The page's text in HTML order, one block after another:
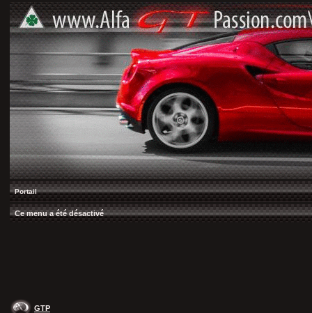
Portail
Ce menu a été désactivé
GTP